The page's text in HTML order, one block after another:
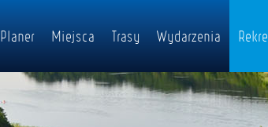
Planer Miejsca Trasy Wydarzenia